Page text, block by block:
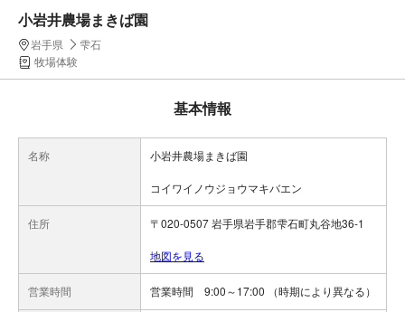
小岩井農場まきば園
岩手県
雫石
牧場体験
基本情報
名称 小岩井農場まきば園
コイワイノウジョウマキバエン
住所 〒020-0507 岩手県岩手郡雫石町丸谷地36-1
地図を見る
営業時間 営業時間 9:00～17:00 （時期により異なる）